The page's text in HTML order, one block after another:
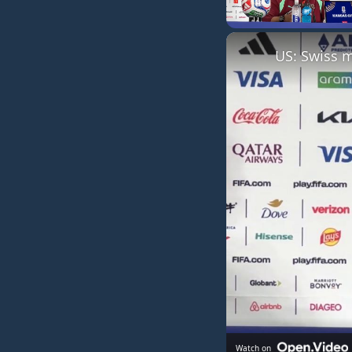
Unmute
Watch on